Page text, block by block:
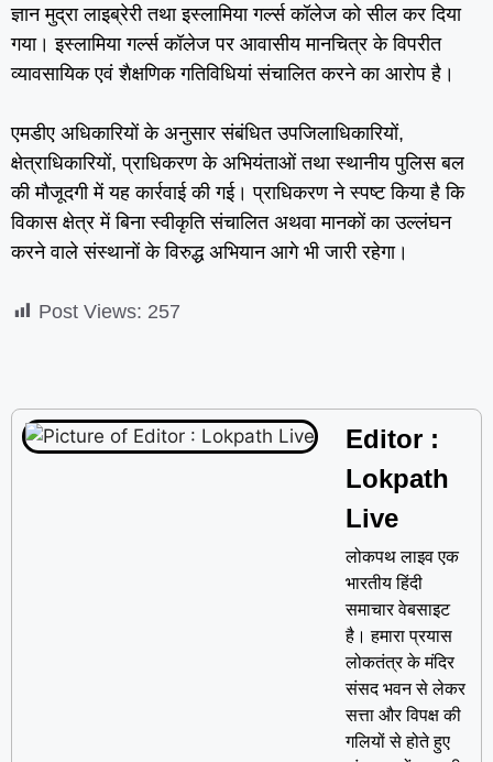
ज्ञान मुद्रा लाइब्रेरी तथा इस्लामिया गर्ल्स कॉलेज को सील कर दिया
गया। इस्लामिया गर्ल्स कॉलेज पर आवासीय मानचित्र के विपरीत
व्यावसायिक एवं शैक्षणिक गतिविधियां संचालित करने का आरोप है।
एमडीए अधिकारियों के अनुसार संबंधित उपजिलाधिकारियों,
क्षेत्राधिकारियों, प्राधिकरण के अभियंताओं तथा स्थानीय पुलिस बल
की मौजूदगी में यह कार्रवाई की गई। प्राधिकरण ने स्पष्ट किया है कि
विकास क्षेत्र में बिना स्वीकृति संचालित अथवा मानकों का उल्लंघन
करने वाले संस्थानों के विरुद्ध अभियान आगे भी जारी रहेगा।
Post Views: 257
Editor :
Lokpath
Live
लोकपथ लाइव एक
भारतीय हिंदी
समाचार वेबसाइट
है। हमारा प्रयास
लोकतंत्र के मंदिर
संसद भवन से लेकर
सत्ता और विपक्ष की
गलियों से होते हुए